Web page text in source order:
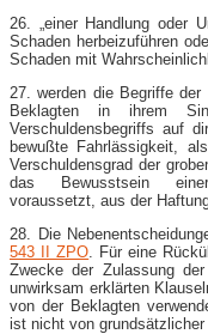
26. „einer Handlung oder
Schaden herbeizuführen
Schaden mit
27. werden die Begriffe
Beklagten in ihrem
Verschuldensbegriffs auf
bewußte Fahrlässigkeit,
Verschuldensgrad der
das Bewusstsein einer
voraussetzt, aus der
28. Die
543 II ZPO . Für eine
Zwecke der Zulassung
unwirksam erklärten
von der Beklagten
ist nicht von grundsätzlicher